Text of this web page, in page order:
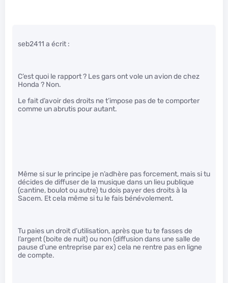
seb2411 a écrit :
C’est quoi le rapport ? Les gars ont vole un avion de chez
Honda ? Non.
Le fait d’avoir des droits ne t’impose pas de te comporter
comme un abrutis pour autant.
Même si sur le principe je n’adhère pas forcement, mais si tu
décides de diffuser de la musique dans un lieu publique
(cantine, boulot ou autre) tu dois payer des droits à la
Sacem. Et cela même si tu le fais bénévolement.
Tu paies un droit d’utilisation, après que tu te fasses de
l’argent (boite de nuit) ou non (diffusion dans une salle de
pause d’une entreprise par ex) cela ne rentre pas en ligne
de compte.